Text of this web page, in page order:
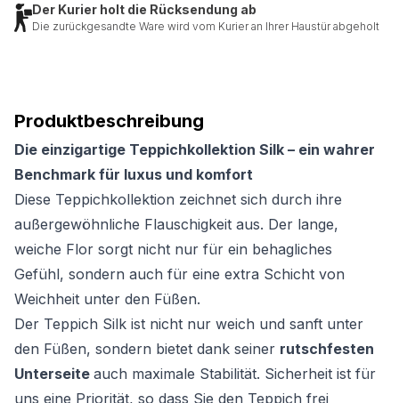
Produktbeschreibung
Die einzigartige Teppichkollektion Silk – ein wahrer
Benchmark für luxus und komfort
Diese Teppichkollektion zeichnet sich durch ihre
außergewöhnliche Flauschigkeit aus. Der lange,
weiche Flor sorgt nicht nur für ein behagliches
Gefühl, sondern auch für eine extra Schicht von
Weichheit unter den Füßen.
Der Teppich Silk ist nicht nur weich und sanft unter
den Füßen, sondern bietet dank seiner rutschfesten
Unterseite auch maximale Stabilität. Sicherheit ist für
uns eine Priorität, so dass Sie den Teppich frei
Der Kurier holt die Rücksendung ab
Die zurückgesandte Ware wird vom Kurier an Ihrer Haustür abgeholt